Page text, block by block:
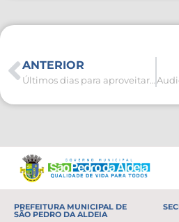
ANTERIOR
PREFEITURA MUNICIPAL DE
SÃO PEDRO DA ALDEIA